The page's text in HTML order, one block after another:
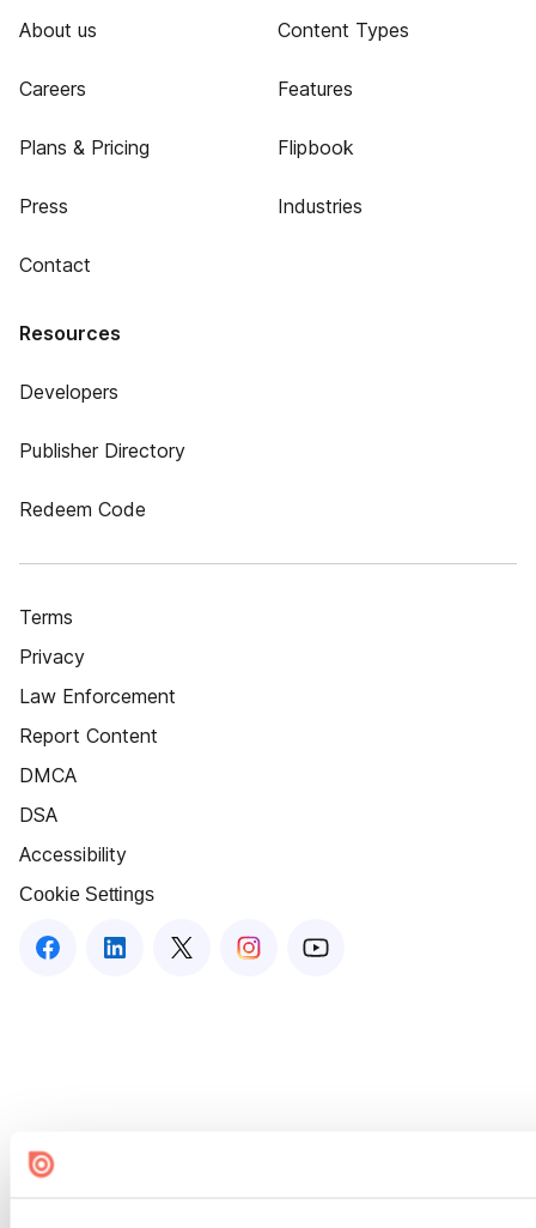
About us
Careers
Plans & Pricing
Press
Contact
Content Types
Features
Flipbook
Industries
Resources
Developers
Publisher Directory
Redeem Code
Terms
Privacy
Law Enforcement
Report Content
DMCA
DSA
Accessibility
Cookie Settings